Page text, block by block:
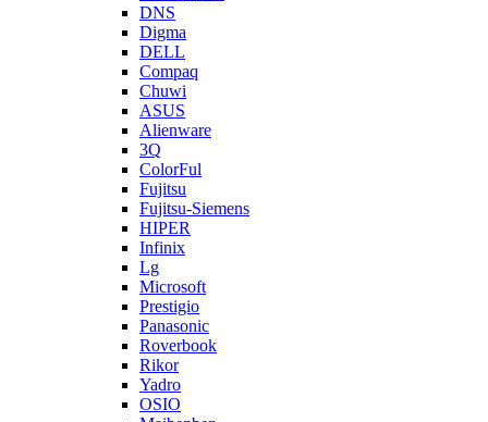
DNS
Digma
DELL
Compaq
Chuwi
ASUS
Alienware
3Q
ColorFul
Fujitsu
Fujitsu-Siemens
HIPER
Infinix
Lg
Microsoft
Prestigio
Panasonic
Roverbook
Rikor
Yadro
OSIO